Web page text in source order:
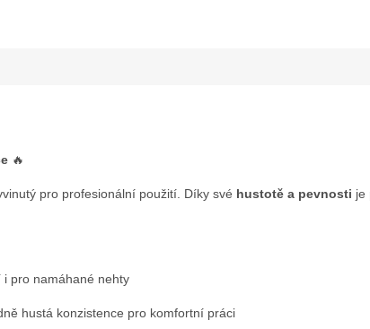
🔥
pro profesionální použití. Díky své hustotě a pevnosti je
i pro namáhané nehty
hustá konzistence pro komfortní práci